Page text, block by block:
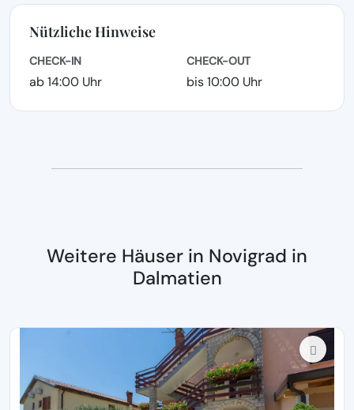
Nützliche Hinweise
CHECK-IN
ab 14:00 Uhr
CHECK-OUT
bis 10:00 Uhr
Weitere Häuser in Novigrad in
Dalmatien